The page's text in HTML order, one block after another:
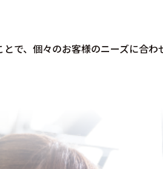
で、個々のお客様のニーズに合